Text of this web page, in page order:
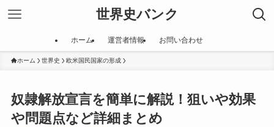
世界史バンク
ホーム 運営者情報 お問い合わせ
ホーム 世界史 欧米国民国家の形成
奴隷解放宣言を簡単に解説！狙いや効果
や問題点など詳細まとめ